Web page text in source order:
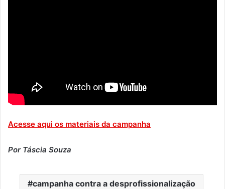
Acesse aqui os materiais da campanha
Por Táscia Souza
campanha contra a desprofissionalização